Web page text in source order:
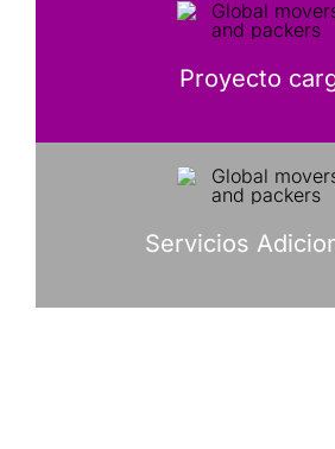
Proyecto
Servicios